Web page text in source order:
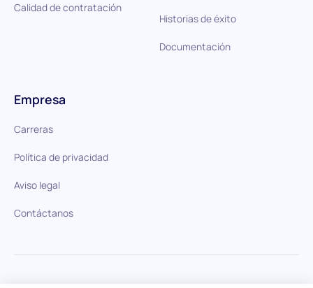
Calidad de contratación
Historias de éxito
Documentación
Empresa
Carreras
Política de privacidad
Aviso legal
Contáctanos